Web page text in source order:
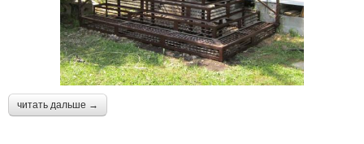
читать дальше →